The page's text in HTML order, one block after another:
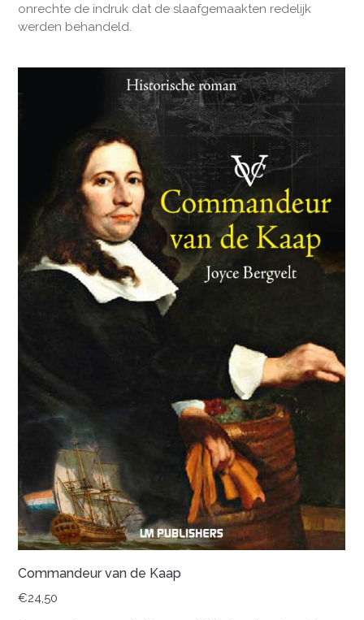
onrechte de indruk dat de slaafgemaakten redelijk
werden behandeld.
Commandeur van de Kaap
€24,50